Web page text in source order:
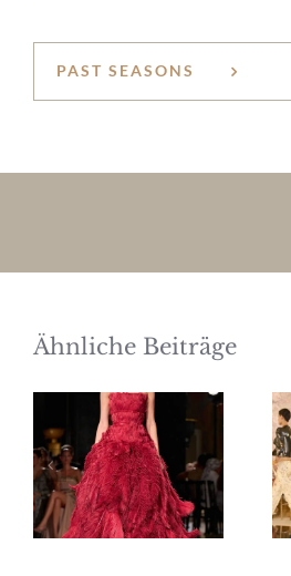
PAST SEASONS
Ähnliche Beiträge
Elie Saab
Haute
Couture
Herbst/Winter
2026/27